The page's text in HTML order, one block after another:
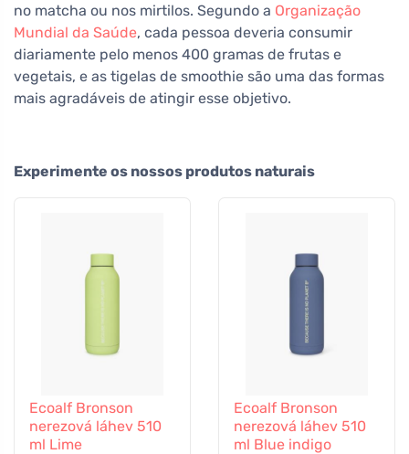
no matcha ou nos mirtilos. Segundo a Organização
Mundial da Saúde, cada pessoa deveria consumir
diariamente pelo menos 400 gramas de frutas e
vegetais, e as tigelas de smoothie são uma das formas
mais agradáveis de atingir esse objetivo.
Experimente os nossos produtos naturais
Ecoalf Bronson
nerezová láhev 510
ml Lime
Ecoalf Bronson
nerezová láhev 510
ml Blue indigo